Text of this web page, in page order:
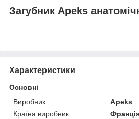
Загубник Apeks
Характеристики
Основні
Виробник
Apeks
Країна виробник